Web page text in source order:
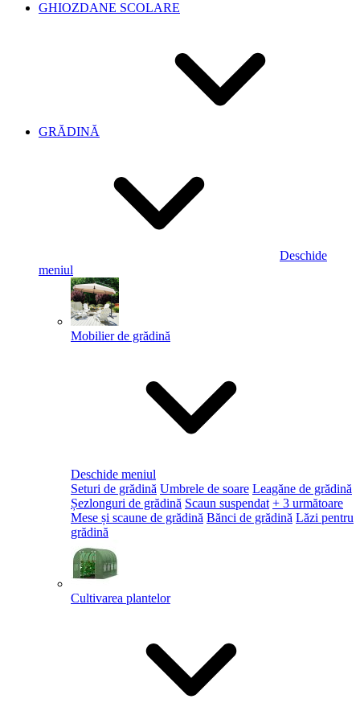
GHIOZDANE SCOLARE
GRĂDINĂ
Deschide
meniul
Mobilier de grădină
Deschide meniul
Seturi de grădină Umbrele de soare Leagăne de grădină
Șezlonguri de grădină Scaun suspendat + 3 următoare
Mese și scaune de grădină Bănci de grădină Lăzi pentru
grădină
Cultivarea plantelor